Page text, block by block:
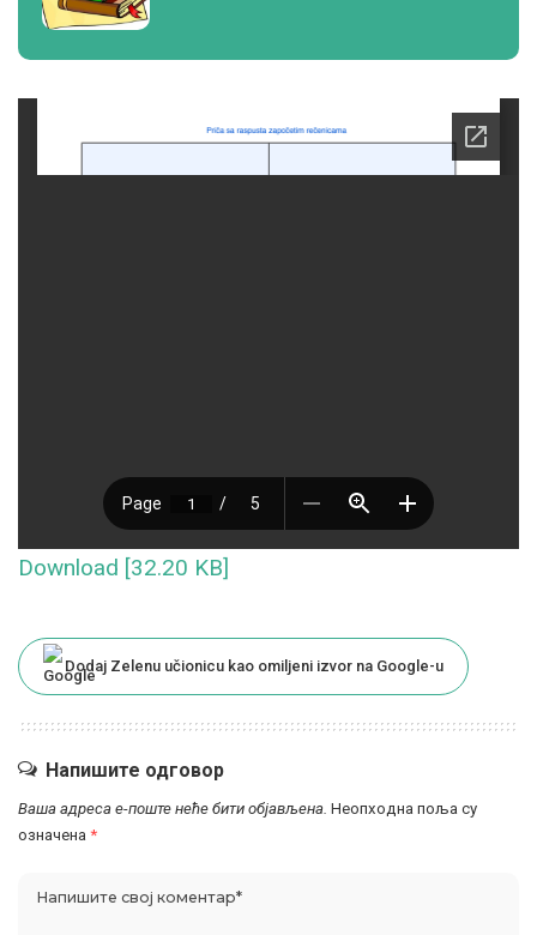
Download [32.20 KB]
Dodaj Zelenu učionicu kao omiljeni izvor na Google-u
Напишите одговор
Ваша адреса е-поште неће бити објављена. Неопходна поља су
означена *